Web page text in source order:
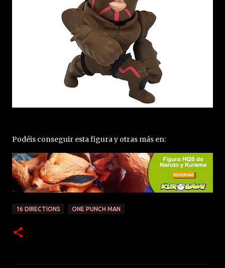
Podéis conseguir esta figura y otras más en:
16 DIRECTIONS ONE PUNCH MAN